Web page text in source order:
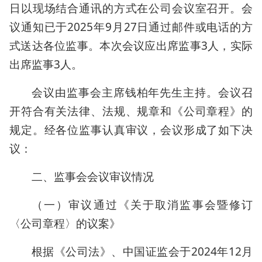
日以现场结合通讯的方式在公司会议室召开。会
议通知已于2025年9月27日通过邮件或电话的方
式送达各位监事。本次会议应出席监事3人，实际
出席监事3人。
会议由监事会主席钱柏年先生主持。会议召
开符合有关法律、法规、规章和《公司章程》的
规定。经各位监事认真审议，会议形成了如下决
议：
二、监事会会议审议情况
（一）审议通过《关于取消监事会暨修订
〈公司章程〉的议案》
根据《公司法》、中国证监会于2024年12月